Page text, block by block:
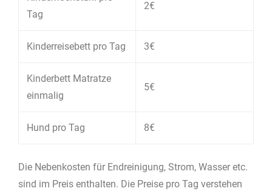
Tag
2€
Kinderreisebett pro Tag 3€
Kinderbett Matratze
einmalig
5€
Hund pro Tag 8€
Die Nebenkosten für Endreinigung, Strom, Wasser etc.
sind im Preis enthalten. Die Preise pro Tag verstehen